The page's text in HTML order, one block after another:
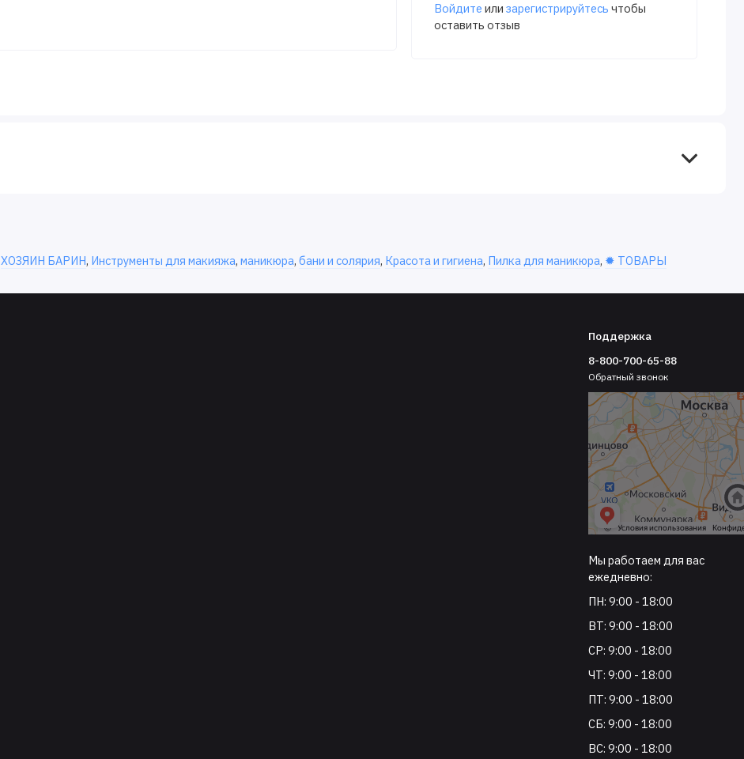
Войдите или зарегистрируйтесь чтобы
оставить отзыв
ХОЗЯИН БАРИН, Инструменты для макияжа, маникюра, бани и солярия, Красота и гигиена, Пилка для маникюра, ✹ ТОВАРЫ
Поддержка
8-800-700-65-88
Обратный звонок
Мы работаем для вас
ежедневно:
ПН: 9:00 - 18:00
ВТ: 9:00 - 18:00
СР: 9:00 - 18:00
ЧТ: 9:00 - 18:00
ПТ: 9:00 - 18:00
СБ: 9:00 - 18:00
ВС: 9:00 - 18:00